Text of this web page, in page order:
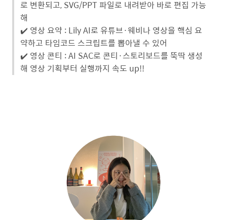
로 변환되고, SVG/PPT 파일로 내려받아 바로 편집 가능
해
✔️ 영상 요약 : Lily AI로 유튜브·웨비나 영상을 핵심 요
약하고 타임코드 스크립트를 뽑아낼 수 있어
✔️ 영상 콘티 : AI SAC로 콘티·스토리보드를 뚝딱 생성
해 영상 기획부터 실행까지 속도 up!!